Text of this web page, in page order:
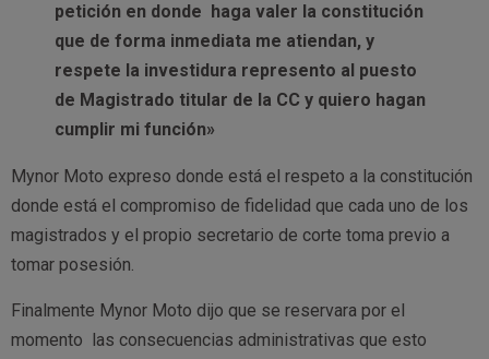
petición en donde haga valer la constitución
que de forma inmediata me atiendan, y
respete la investidura represento al puesto
de Magistrado titular de la CC y quiero hagan
cumplir mi función»
Mynor Moto expreso donde está el respeto a la constitución
donde está el compromiso de fidelidad que cada uno de los
magistrados y el propio secretario de corte toma previo a
tomar posesión.
Finalmente Mynor Moto dijo que se reservara por el
momento las consecuencias administrativas que esto